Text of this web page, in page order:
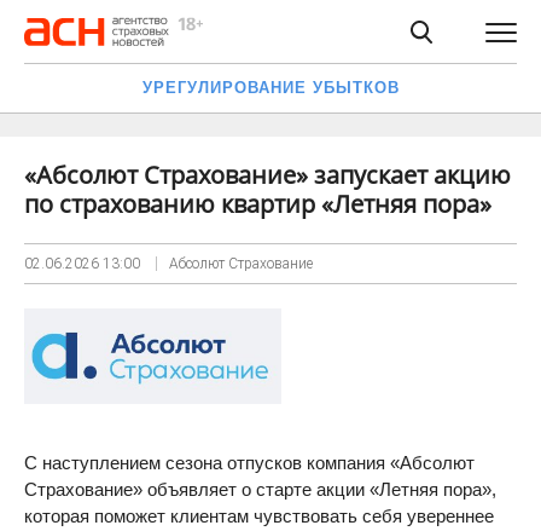
УРЕГУЛИРОВАНИЕ УБЫТКОВ
«Абсолют Страхование» запускает акцию
по страхованию квартир «Летняя пора»
02.06.2026 13:00 Абсолют Страхование
С наступлением сезона отпусков компания «Абсолют
Страхование» объявляет о старте акции «Летняя пора»,
которая поможет клиентам чувствовать себя увереннее